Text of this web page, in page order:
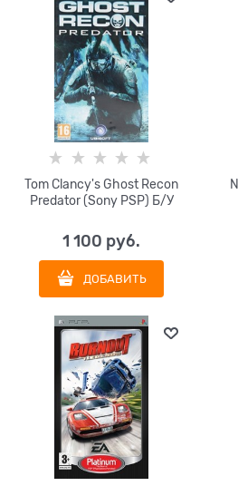
Tom Clancy's Ghost Recon
Predator (Sony PSP) Б/У
1 100 руб.
ДОБАВИТЬ